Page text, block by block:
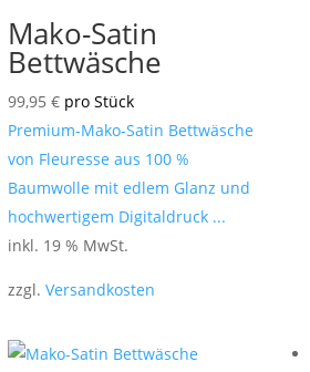
Mako-Satin
Bettwäsche
99,95€ pro Stück
Premium-Mako-Satin Bettwäsche
von Fleuresse aus 100 %
Baumwolle mit edlem Glanz und
hochwertigem Digitaldruck ...
inkl. 19 % MwSt.
zzgl.Versandkosten